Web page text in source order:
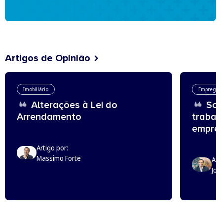
Artigos de Opinião
Imobiliário
Alterações à Lei do
Arrendamento
Artigo por:
Massimo Forte
Emprego